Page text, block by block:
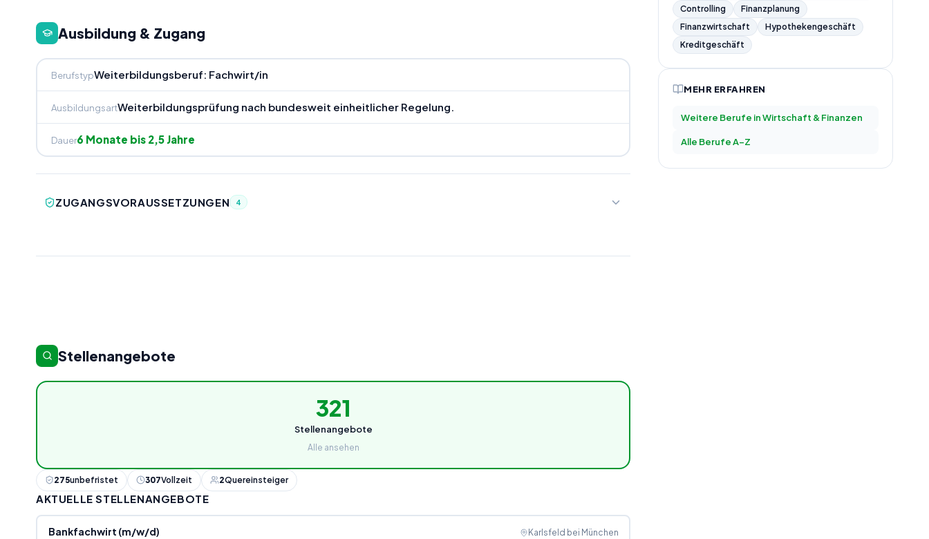
Ausbildung & Zugang
BerufstypWeiterbildungsberuf: Fachwirt/in
AusbildungsartWeiterbildungsprüfung nach bundesweit einheitlicher Regelung.
Dauer6 Monate bis 2,5 Jahre
ZUGANGSVORAUSSETZUNGEN 4
Stellenangebote
321
Stellenangebote
Alle ansehen
275unbefristet 307Vollzeit 2Quereinsteiger
AKTUELLE STELLENANGEBOTE
Bankfachwirt (m/w/d) Karlsfeld bei München
Controlling
Finanzplanung
Finanzwirtschaft
Hypothekengeschäft
Kreditgeschäft
MEHR ERFAHREN
Weitere Berufe inWirtschaft & Finanzen
Alle Berufe A–Z